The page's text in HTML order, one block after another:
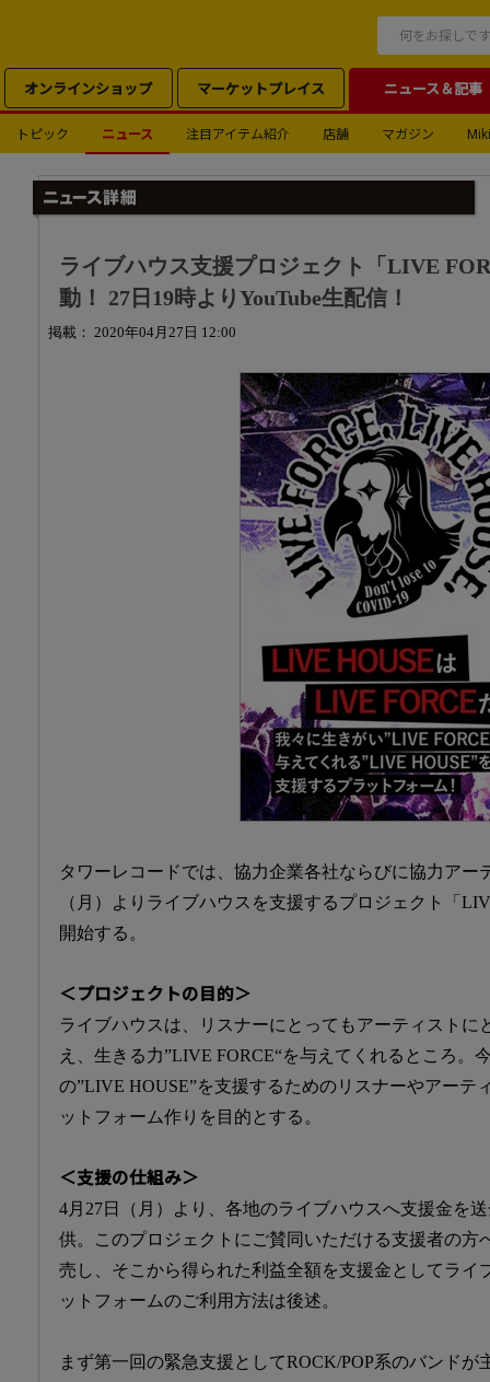
オンラインショップ マーケットプレイス ニュース＆記事
トピック ニュース 注目アイテム紹介 店舗 マガジン
ライブハウス支援プロジェクト「LIVE
動！ 27日19時よりYouTube生配信！
掲載： 2020年04月27日 12:00
タワーレコードでは、協力企業各社ならびに協力アー
（月）よりライブハウスを支援するプロジェクト「
開始する。
＜プロジェクトの目的＞
ライブハウスは、リスナーにとってもアーティストに
え、生きる力”LIVE FORCE“を与えてくれるところ。
の”LIVE HOUSE”を支援するためのリスナーやアーテ
ットフォーム作りを目的とする。
＜支援の仕組み＞
4月27日（月）より、各地のライブハウスへ支援金を
供。このプロジェクトにご賛同いただける支援者の方
売し、そこから得られた利益全額を支援金としてラ
ットフォームのご利用方法は後述。
まず第一回の緊急支援としてROCK/POP系のバンド